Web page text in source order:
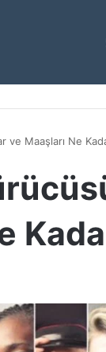
ve Maaşları Ne